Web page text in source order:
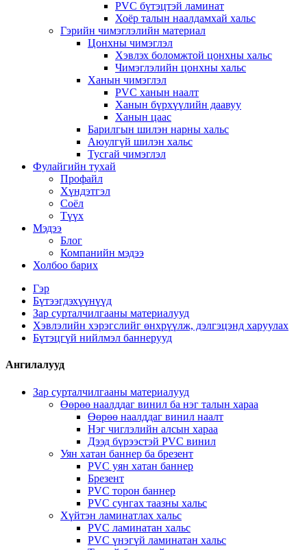
PVC бүтэцтэй ламинат
Хоёр талын наалдамхай хальс
Гэрийн чимэглэлийн материал
Цонхны чимэглэл
Хэвлэх боломжтой цонхны хальс
Чимэглэлийн цонхны хальс
Ханын чимэглэл
PVC ханын наалт
Ханын бүрхүүлийн даавуу
Ханын цаас
Барилгын шилэн нарны хальс
Аюулгүй шилэн хальс
Тусгай чимэглэл
Фулайгийн тухай
Профайл
Хүндэтгэл
Соёл
Түүх
Мэдээ
Блог
Компанийн мэдээ
Холбоо барих
Гэр
Бүтээгдэхүүнүүд
Зар сурталчилгааны материалууд
Хэвлэлийн хэрэгслийг өнхрүүлж, дэлгэцэнд харуулах
Бүтэцгүй нийлмэл баннерууд
Ангилалууд
Зар сурталчилгааны материалууд
Өөрөө наалддаг винил ба нэг талын хараа
Өөрөө наалддаг винил наалт
Нэг чиглэлийн алсын хараа
Дээд бүрээстэй PVC винил
Уян хатан баннер ба брезент
PVC уян хатан баннер
Брезент
PVC торон баннер
PVC сунгах таазны хальс
Хүйтэн ламинатлах хальс
PVC ламинатан хальс
PVC үнэгүй ламинатан хальс